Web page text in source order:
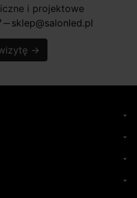
i projektowe
horizontal_rule sklep@salonled.pl
→
arrow_drop_down
arrow_drop_down
arrow_drop_down
arrow_drop_down